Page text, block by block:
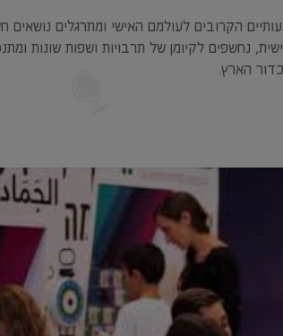
הקרובים לעולמם האישי ומתרגלים נושאים
נחשפים לקיומן של תרבויות ושפות שונות
הארץ.